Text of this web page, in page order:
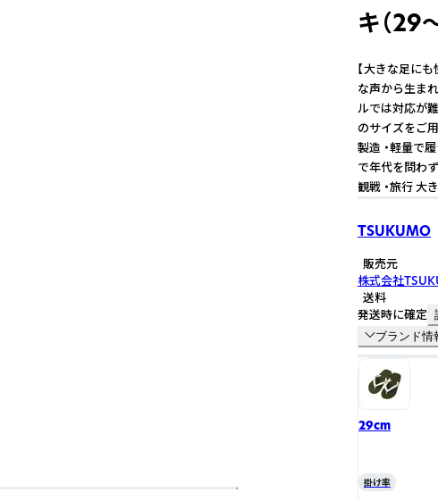
キ（29
【大きな足に
な声から生ま
ルでは対応が
のサイズをご
製造 ・軽量で
で年代を問わ
観戦 ・旅行 大
TSUKUMO
販売元
株式会社
送料
発送時に確定
ブランド情
29cm
掛け率